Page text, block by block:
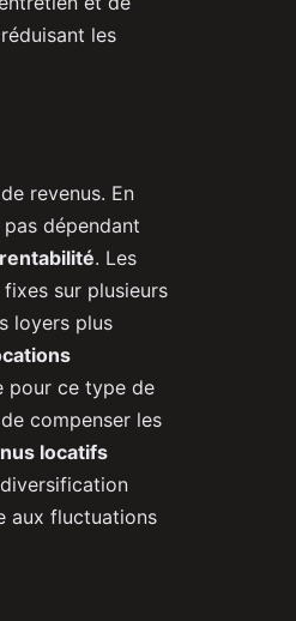
les
revenus. En
dépendant
rentabilité. Les
sur plusieurs
loyers plus
pour ce type de
compenser les
locatifs
aux fluctuations